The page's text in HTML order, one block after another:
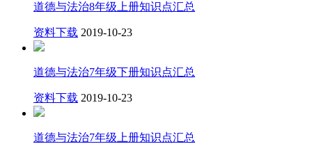
道德与法治8年级上册知识点汇总
资料下载 2019-10-23
道德与法治7年级下册知识点汇总
资料下载 2019-10-23
道德与法治7年级上册知识点汇总